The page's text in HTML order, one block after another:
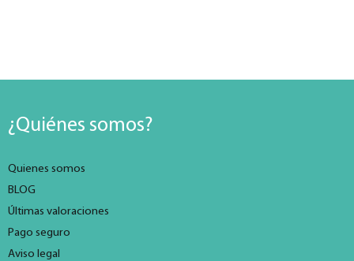
¿Quiénes somos?
Quienes somos
BLOG
Últimas valoraciones
Pago seguro
Aviso legal